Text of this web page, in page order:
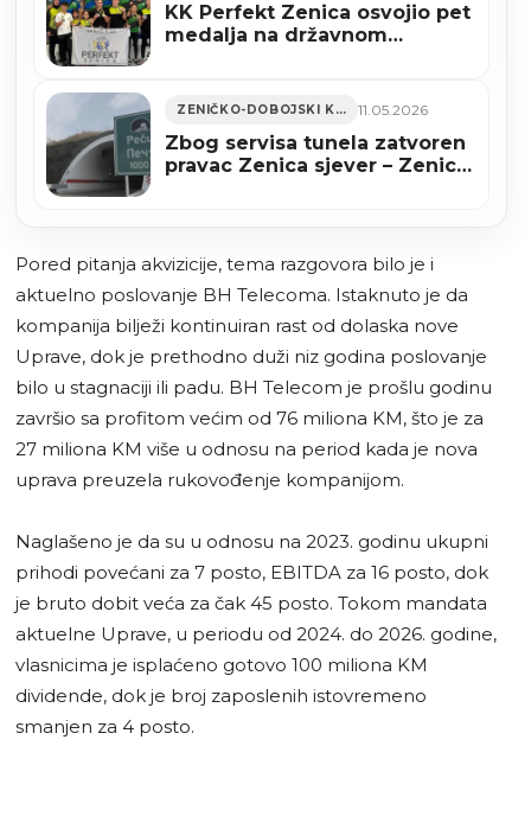
KK Perfekt Zenica osvojio pet
medalja na državnom
(FOTO)
ZENIČKO-DOBOJSKI KANTON 11.05.2026
Zbog servisa tunela zatvoren
pravac Zenica sjever – Zenica
Pored pitanja akvizicije, tema razgovora bilo je i
aktuelno poslovanje BH Telecoma. Istaknuto je da
kompanija bilježi kontinuiran rast od dolaska nove
Uprave, dok je prethodno duži niz godina poslovanje
bilo u stagnaciji ili padu. BH Telecom je prošlu godinu
završio sa profitom većim od 76 miliona KM, što je za
27 miliona KM više u odnosu na period kada je nova
uprava preuzela rukovođenje kompanijom.
Naglašeno je da su u odnosu na 2023. godinu ukupni
prihodi povećani za 7 posto, EBITDA za 16 posto, dok
je bruto dobit veća za čak 45 posto. Tokom mandata
aktuelne Uprave, u periodu od 2024. do 2026. godine,
vlasnicima je isplaćeno gotovo 100 miliona KM
dividende, dok je broj zaposlenih istovremeno
smanjen za 4 posto.